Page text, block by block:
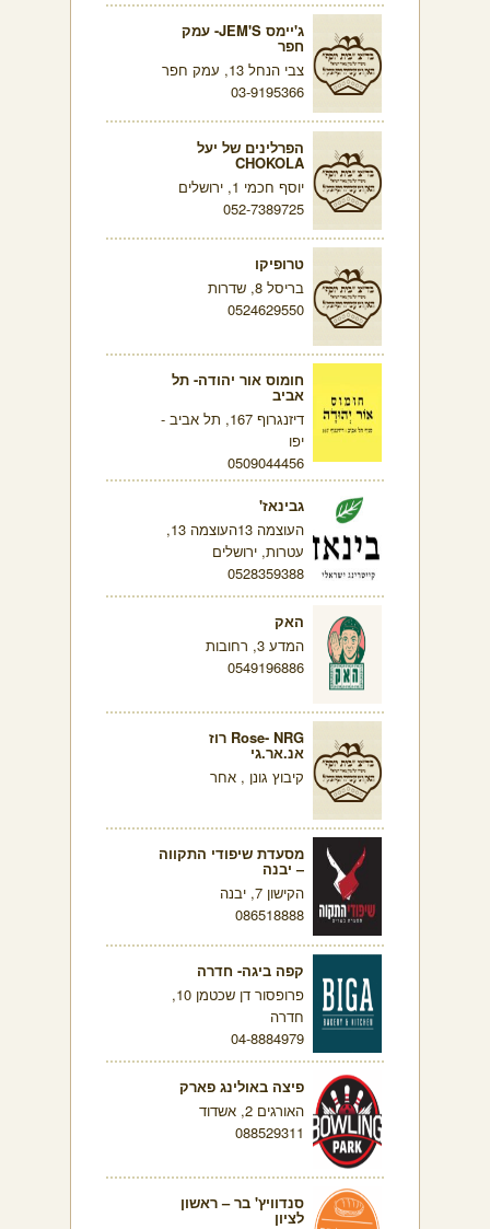
ג'יימס JEM'S- עמק
חפר
צבי הנחל 13, עמק חפר
03-9195366
הפרלינים של יעל
CHOKOLA
יוסף חכמי 1, ירושלים
052-7389725
טרופיקו
בריסל 8, שדרות
0524629550
חומוס אור יהודה- תל
אביב
דיזנגרוף 167, תל אביב -
יפו
0509044456
גבינאז'
העוצמה 13העוצמה 13,
עטרות, ירושלים
0528359388
האק
המדע 3, רחובות
0549196886
Rose- NRG רוז
אנ.אר.גי
קיבוץ גונן , אחר
מסעדת שיפודי התקווה
– יבנה
הקישון 7, יבנה
086518888
קפה ביגה- חדרה
פרופסור דן שכטמן 10,
חדרה
04-8884979
פיצה באולינג פארק
האורגים 2, אשדוד
088529311
סנדוויץ' בר – ראשון
לציון